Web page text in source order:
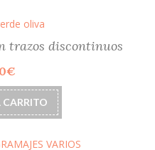
trazos discontinuos
€